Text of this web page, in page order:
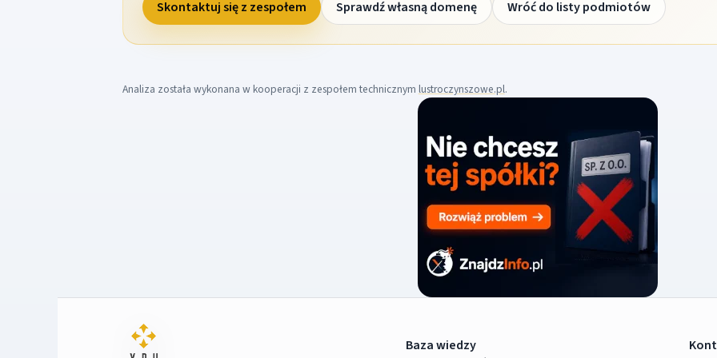
Skontaktuj się z zespołem Sprawdź własną domenę Wróć do listy podmiotów
Analiza została wykonana w kooperacji z zespołem technicznym lustroczynszowe.pl.
Baza wiedzy